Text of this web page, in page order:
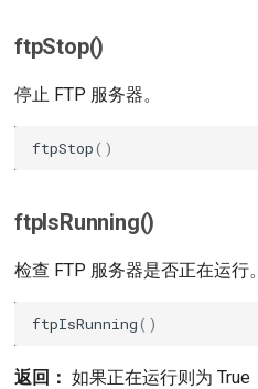
ftpStop()
停止 FTP 服务器。
ftpStop()
ftpIsRunning()
检查 FTP 服务器是否正在运行。
ftpIsRunning()
返回： 如果正在运行则为 True